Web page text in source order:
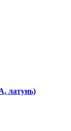
латунь)